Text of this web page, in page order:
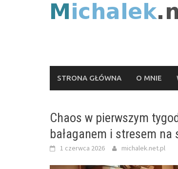
STRONA GŁÓWNA O MNIE
Chaos w pierwszym
bałaganem i stresem
1 czerwca 2026 michalek.net.pl